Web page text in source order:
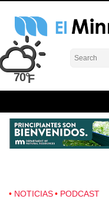
Skip
content
El Minnesota de Hoy
Latino Noticias
70°
NOTICIAS PODCAST